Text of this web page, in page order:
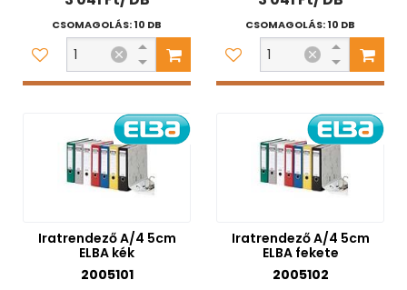
CSOMAGOLÁS: 10 DB CSOMAGOLÁS: 10 DB
Iratrendező A/4 5cm
ELBA kék
2005101
Iratrendező A/4 5cm
ELBA fekete
2005102